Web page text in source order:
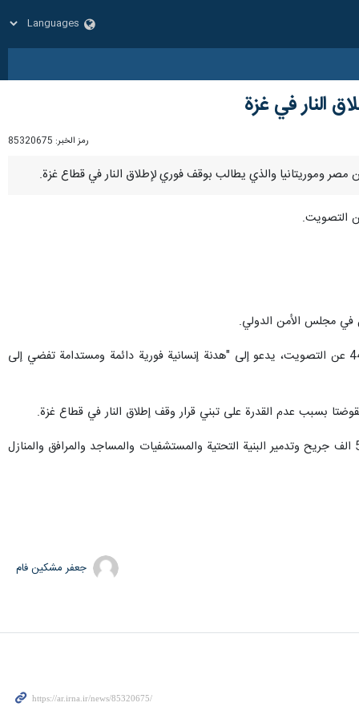
النار في غزة
رمز الخبر: 85320675
في مجلس الأمن الدولي.
وفي أكتوبر، اعتمدت الجمعية العامة (المؤلفة من 193 دولة) قرارا، بتأييد 121 صوتا مقابل 14 صوتا رافضا وامتناع 44 عن التصويت، يدعو إلى "هدنة إنسانية فورية دائمة ومستدامة تفضي إلى
بسبب عدم القدرة على تبني قرار وقف إطلاق النار في قطاع غزة.
ويستمر العدوان الصهيوني الهمجي على قطاع غزة منذ اكثر من شهرين والذي خلف لغاية الان نحو 19 الف شهيد و 50 الف جريح وتدمير البنية التحتية والمستشفيات والمساجد والمرافق والمنازل
جعفر مشکین فام